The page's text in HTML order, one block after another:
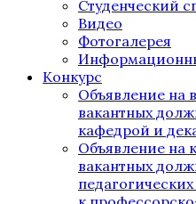
Студенческий
Видео
Фотогалерея
Конкурс
Объявление на
вакантных
кафедрой и
Объявление на
вакантных